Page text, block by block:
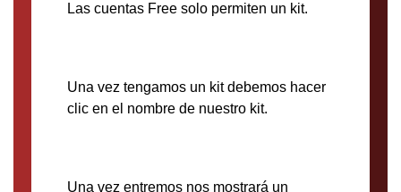
Las cuentas Free solo permiten un kit.
Una vez tengamos un kit debemos hacer
clic en el nombre de nuestro kit.
Una vez entremos nos mostrará un